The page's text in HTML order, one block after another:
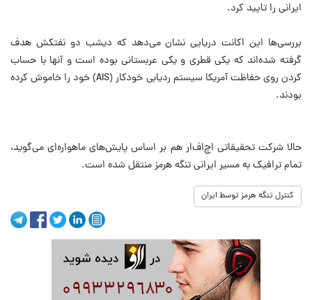
ایرانی را تایید کرد.
بررسی‌ها این اکانت دریایی نشان می‌دهد که دیشب دو نفتکش هدف
گرفته‌ شده‌اند که یکی قطری و یکی عربستانی بوده است و آنها با حساب
کردن روی حفاظت آمریکا سیستم ردیابی خودکار (AIS) خود را خاموش کرده
بودند.
حالا شرکت تحقیقاتی اچ‌اف‌ار هم بر اساس پایش‌های ماهواره‌ای می‌گوید،
تمام ترافیک به مسیر ایرانی تنگه هرمز منتقل شده است.
کنترل تنگه هرمز توسط ایران